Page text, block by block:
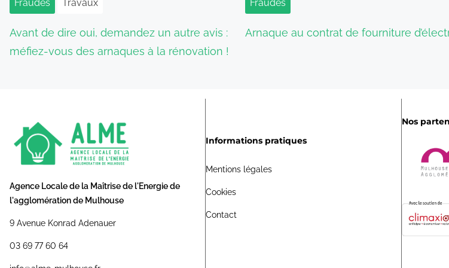
d
u
l
i
c
Fraudes Travaux
Avant de dire oui, demandez un autre avis :
méfiez-vous des arnaques à la rénovation !
Fraudes
Arnaque au contrat de fourniture
Agence Locale de la Maîtrise de l'Energie de
l'agglomération de Mulhouse
9 Avenue Konrad Adenauer
03 69 77 60 64
Informations pratiques
Mentions légales
Cookies
Contact
Nos